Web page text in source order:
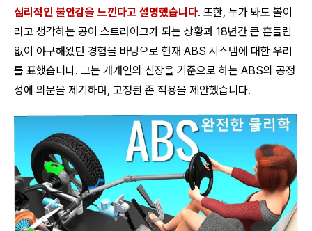
심리적인 불안감을 느낀다고 설명했습니다. 또한, 누가 봐도 볼이
라고 생각하는 공이 스트라이크가 되는 상황과 18년간 큰 흔들림
없이 야구해왔던 경험을 바탕으로 현재 ABS 시스템에 대한 우려
를 표했습니다. 그는 개개인의 신장을 기준으로 하는 ABS의 공정
성에 의문을 제기하며, 고정된 존 적용을 제안했습니다.